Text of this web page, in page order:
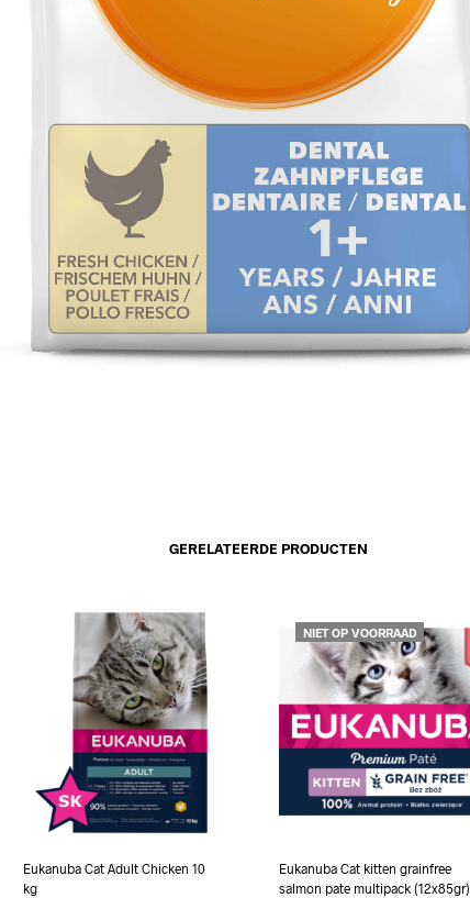
GERELATEERDE PRODUCTEN
Eukanuba Cat Adult Chicken 10
kg
NIET OP VOORRAAD
Eukanuba Cat kitten grainfree
salmon pate multipack (12x85gr)